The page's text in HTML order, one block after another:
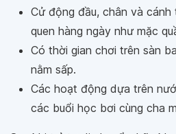
Cử động đầu, chân và
quen hàng ngày như mặc
Có thời gian chơi trên sàn
nằm sấp.
Các hoạt động dựa trên
các buổi học bơi cùng cha